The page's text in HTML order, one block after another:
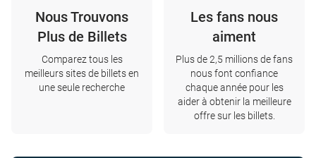
Nous Trouvons
Plus de Billets
Comparez tous les
meilleurs sites de billets en
une seule recherche
Les fans nous
aiment
Plus de 2,5 millions de fans
nous font confiance
chaque année pour les
aider à obtenir la meilleure
offre sur les billets.